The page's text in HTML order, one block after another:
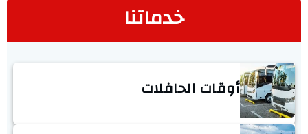
خدماتنا
أوقات الحافلات